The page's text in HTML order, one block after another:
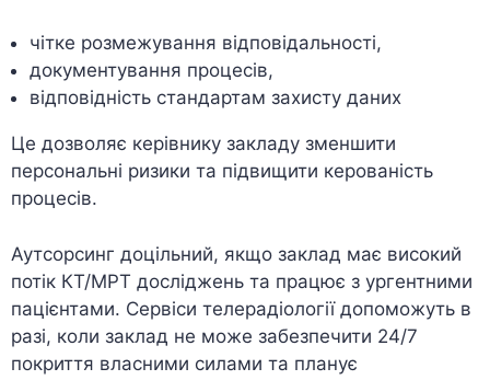
чітке розмежування відповідальності,
документування процесів,
відповідність стандартам захисту даних
Це дозволяє керівнику закладу зменшити
персональні ризики та підвищити керованість
процесів.
Аутсорсинг доцільний, якщо заклад має високий
потік КТ/МРТ досліджень та працює з ургентними
пацієнтами. Сервіси телерадіології допоможуть в
разі, коли заклад не може забезпечити 24/7
покриття власними силами та планує